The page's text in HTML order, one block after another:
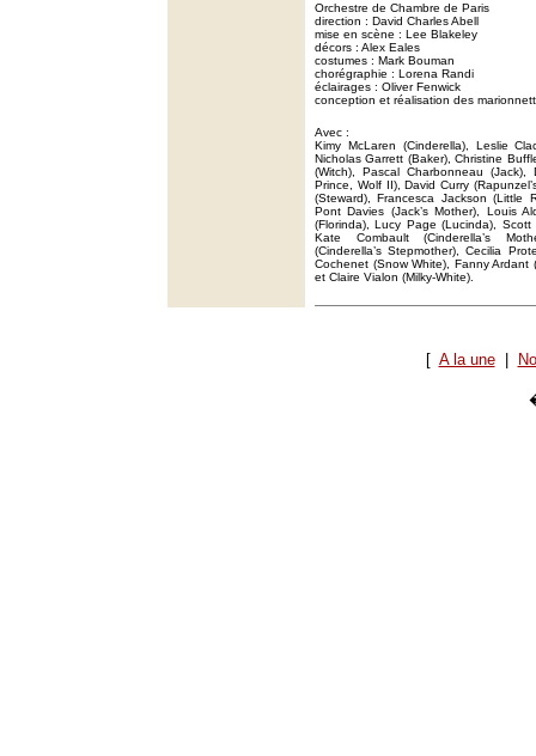
Orchestre de Chambre de Paris
direction : David Charles Abell
mise en scène : Lee Blakeley
décors : Alex Eales
costumes : Mark Bouman
chorégraphie : Lorena Randi
éclairages : Oliver Fenwick
conception et réalisation des
Avec :
Kimy McLaren (Cinderella), Leslie
Nicholas Garrett (Baker), Christine
(Witch), Pascal Charbonneau (Jack),
Prince, Wolf II), David Curry
(Steward), Francesca Jackson (Little
Pont Davies (Jack’s Mother), Louis
(Florinda), Lucy Page (Lucinda), Scott
Kate Combault (Cinderella’s
(Cinderella’s Stepmother), Cecilia
Cochenet (Snow White), Fanny Ardant
et Claire Vialon (Milky-White).
[ A la une|